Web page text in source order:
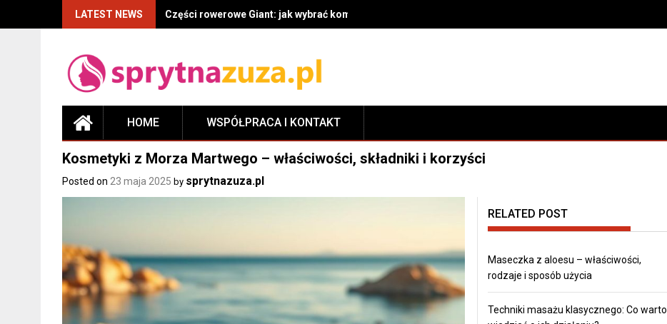
LATEST NEWS Części rowerowe Giant: jak wybrać komponenty do serwisu i dopasować je do modelu roweru
HOME WSPÓŁPRACA I KONTAKT
Kosmetyki z Morza Martwego – właściwości, składniki i korzyści
Posted on 23 maja 2025 by sprytnazuza.pl
RELATED POST
Maseczka z aloesu – właściwości,
rodzaje i sposób użycia
Techniki masażu klasycznego: Co warto